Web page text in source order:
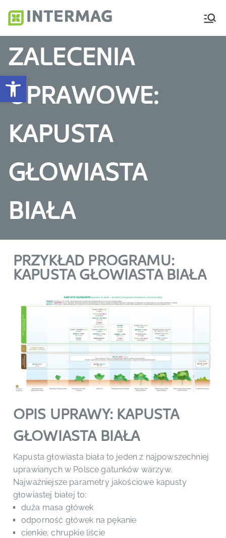
Otwórz pasek narzędzi
dolistnych i biostymulatorów
ZALECENIA
UPRAWOWE:
KAPUSTA
GŁOWIASTA
BIAŁA
PRZYKŁAD PROGRAMU:
KAPUSTA GŁOWIASTA BIAŁA
OPIS UPRAWY: KAPUSTA
GŁOWIASTA BIAŁA
Kapusta głowiasta biała to jeden z najpowszechniej
uprawianych w Polsce gatunków warzyw.
Najważniejsze parametry jakościowe kapusty
głowiastej białej to:
duża masa główek
odporność główek na pękanie
cienkie, chrupkie liście